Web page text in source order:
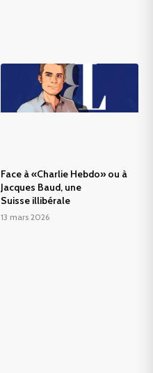
Face à «Charlie Hebdo» ou à
Jacques Baud, une
Suisse illibérale
13 mars 2026